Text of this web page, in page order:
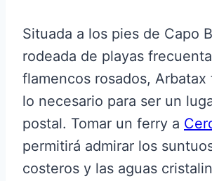
Situada a los pies de Capo
rodeada de playas
flamencos rosados,
lo necesario para ser un
postal. Tomar un ferry a
permitirá admirar los
costeros y las aguas